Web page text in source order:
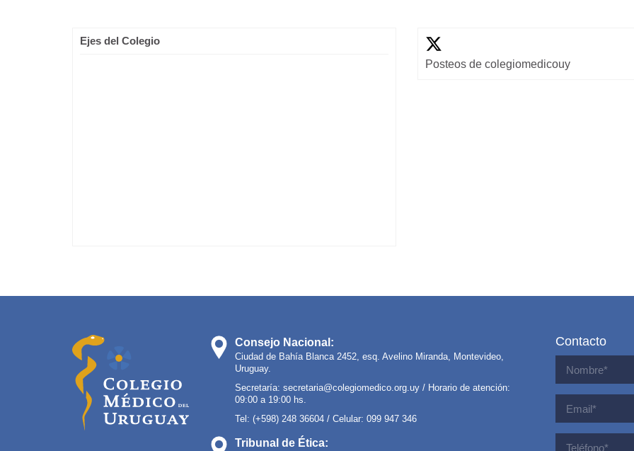
Ejes del Colegio
Posteos de colegiomedicouy
Consejo Nacional:
Ciudad de Bahía Blanca 2452, esq. Avelino Miranda, Montevideo,
Uruguay.
Secretaría: secretaria@colegiomedico.org.uy / Horario de atención:
09:00 a 19:00 hs.
Tel: (+598) 248 36604 / Celular: 099 947 346
Tribunal de Ética:
Contacto